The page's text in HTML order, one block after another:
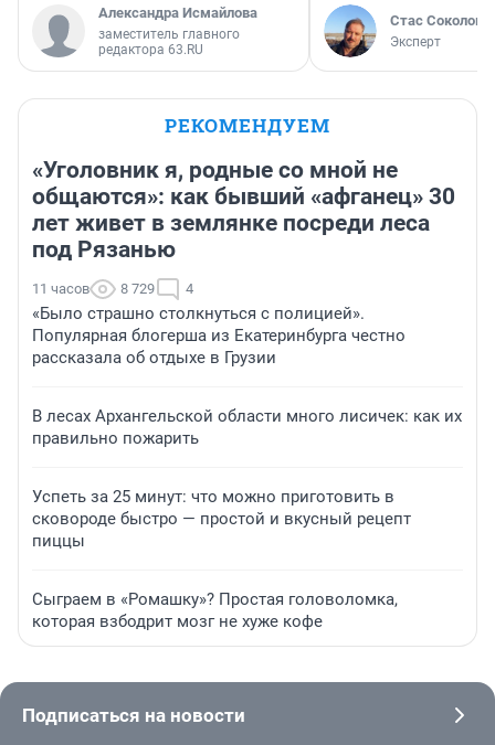
Александра Исмайлова
заместитель главного
редактора 63.RU
Стас Соколов
Эксперт
РЕКОМЕНДУЕМ
«Уголовник я, родные со мной не
общаются»: как бывший «афганец» 30
лет живет в землянке посреди леса
под Рязанью
11 часов 8 729 4
«Было страшно столкнуться с полицией».
Популярная блогерша из Екатеринбурга честно
рассказала об отдыхе в Грузии
В лесах Архангельской области много лисичек: как их
правильно пожарить
Успеть за 25 минут: что можно приготовить в
сковороде быстро — простой и вкусный рецепт
пиццы
Сыграем в «Ромашку»? Простая головоломка,
которая взбодрит мозг не хуже кофе
Подписаться на новости